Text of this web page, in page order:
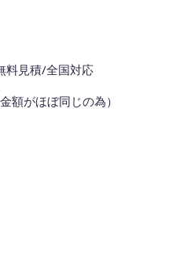
料見積/全国対応
がほぼ同じの為）